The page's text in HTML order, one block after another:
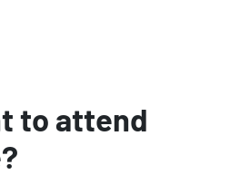
to attend